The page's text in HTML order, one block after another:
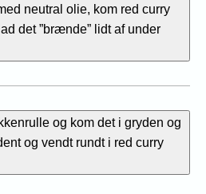
neutral olie, kom red curry
det ”brænde” lidt af under
og kom det i gryden og
og vendt rundt i red curry